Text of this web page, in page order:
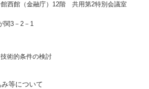
西館（金融庁）12階 共用第2特別会議室
関3－2－1
術的条件の検討
等について